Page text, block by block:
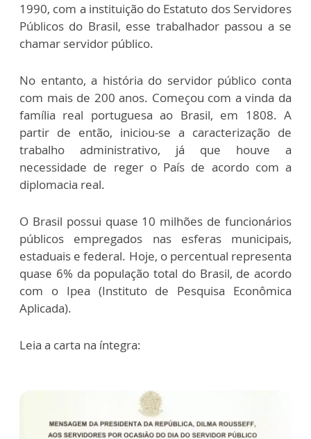
1990, com a instituição do Estatuto dos Servidores
Públicos do Brasil, esse trabalhador passou a se
chamar servidor público.
No entanto, a história do servidor público conta
com mais de 200 anos. Começou com a vinda da
família real portuguesa ao Brasil, em 1808. A
partir de então, iniciou-se a caracterização de
trabalho administrativo, já que houve a
necessidade de reger o País de acordo com a
diplomacia real.
O Brasil possui quase 10 milhões de funcionários
públicos empregados nas esferas municipais,
estaduais e federal. Hoje, o percentual representa
quase 6% da população total do Brasil, de acordo
com o Ipea (Instituto de Pesquisa Econômica
Aplicada).
Leia a carta na íntegra: